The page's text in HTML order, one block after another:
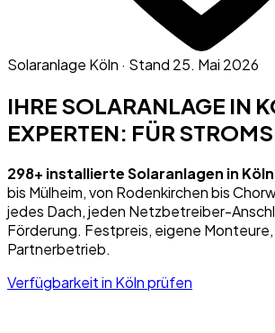
Solaranlage Köln · Stand 25. Mai 2026
IHRE SOLARANLAGE IN
EXPERTEN: FÜR
298+ installierte Solaranlagen in
bis Mülheim, von Rodenkirchen bis
jedes Dach, jeden Netzbetreiber-
Förderung. Festpreis, eigene
Partnerbetrieb.
Verfügbarkeit in Köln prüfen